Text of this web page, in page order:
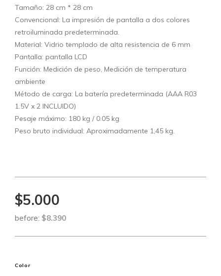
Tamaño: 28 cm * 28 cm
Convencional: La impresión de pantalla a dos colores
retroiluminada predeterminada.
Material: Vidrio templado de alta resistencia de 6 mm
Pantalla: pantalla LCD
Función: Medición de peso, Medición de temperatura
ambiente
Método de carga: La batería predeterminada (AAA R03
1.5V x 2 INCLUIDO)
Pesaje máximo: 180 kg / 0.05 kg
Peso bruto individual: Aproximadamente 1,45 kg.
$5.000
before: $8.390
Color